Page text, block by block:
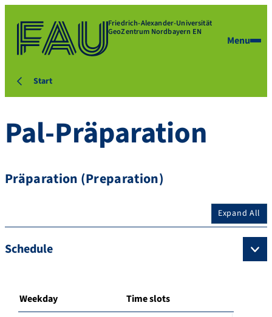
Friedrich-Alexander-Universität
GeoZentrum Nordbayern EN
Menu
Start
Pal-Präparation
Präparation (Preparation)
Expand All
Schedule
Weekday Time slots